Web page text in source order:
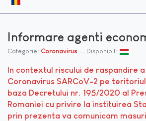
Informare agenti
Categorie: Coronavirus Disponibil:
In contextul riscului de raspandire
Coronavirus SARCoV-2 pe
baza Decretului nr. 195/2020 al
Romaniei cu privire la instituirea
prin prezenta va comunicam